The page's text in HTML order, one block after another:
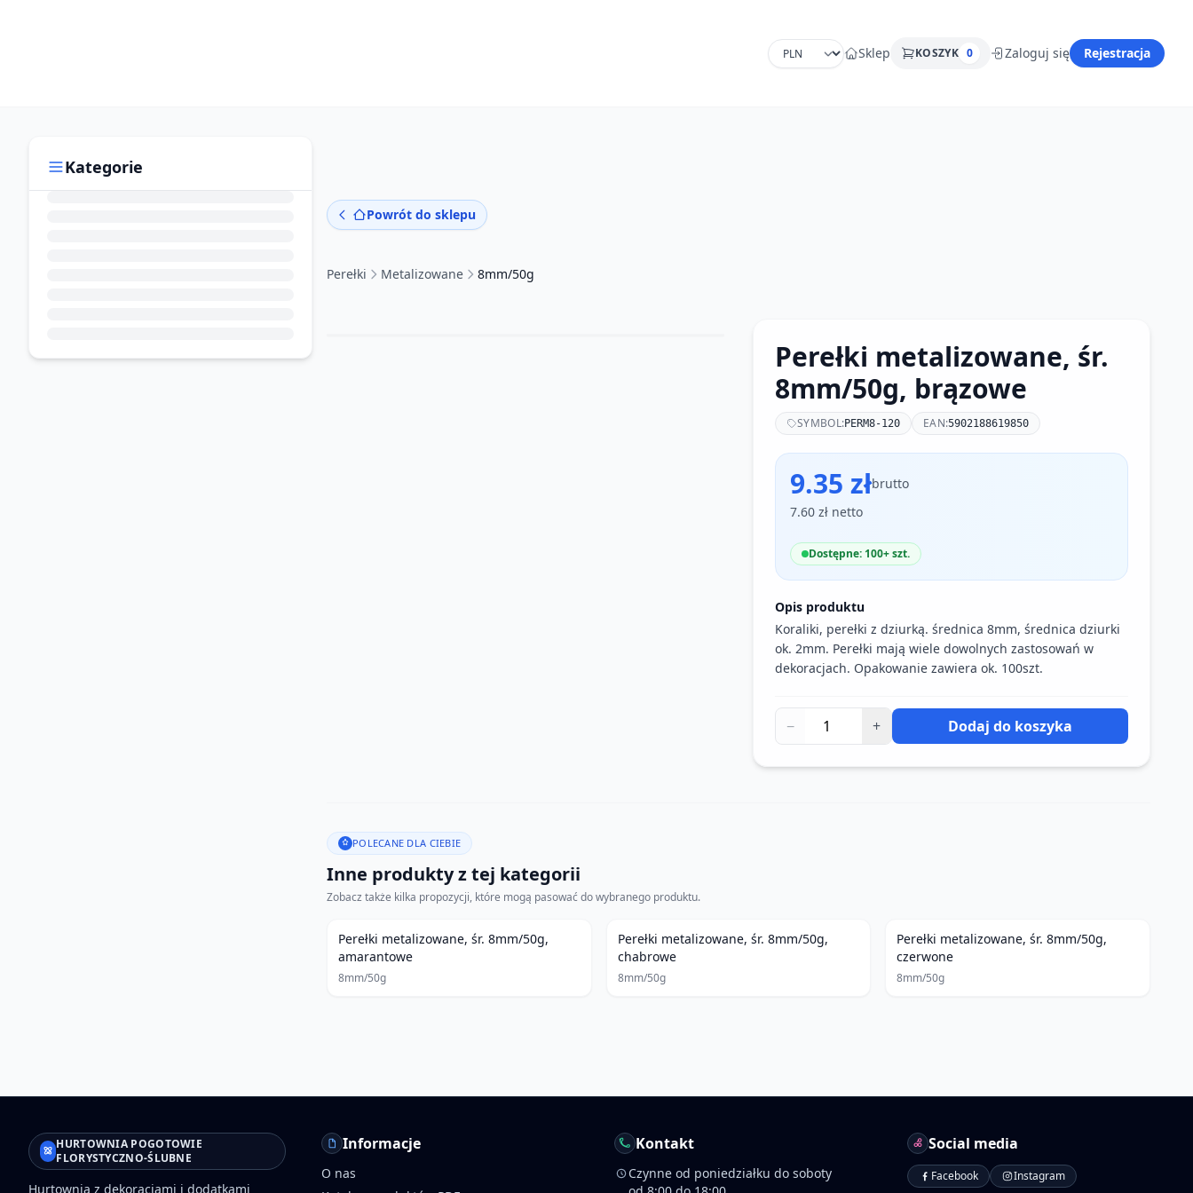
Sklep KOSZYK 0 Zaloguj się Rejestracja
Kategorie
Powrót do sklepu
Perełki Metalizowane 8mm/50g
Perełki metalizowane, śr.
8mm/50g, brązowe
SYMBOL:PERM8-120 EAN:5902188619850
9.35 złbrutto
7.60 zł netto
Dostępne: 100+ szt.
Opis produktu
Koraliki, perełki z dziurką. średnica 8mm, średnica dziurki
ok. 2mm. Perełki mają wiele dowolnych zastosowań w
dekoracjach. Opakowanie zawiera ok. 100szt.
− + Dodaj do koszyka
POLECANE DLA CIEBIE
Inne produkty z tej kategorii
Zobacz także kilka propozycji, które mogą pasować do wybranego produktu.
Perełki metalizowane, śr. 8mm/50g,
amarantowe
8mm/50g
Perełki metalizowane, śr. 8mm/50g,
chabrowe
8mm/50g
Perełki metalizowane, śr. 8mm/50g,
czerwone
8mm/50g
HURTOWNIA POGOTOWIE
FLORYSTYCZNO-ŚLUBNE
Hurtownia z dekoracjami i dodatkami
Informacje
O nas
Kontakt
Czynne od poniedziałku do soboty
Social media
Facebook Instagram